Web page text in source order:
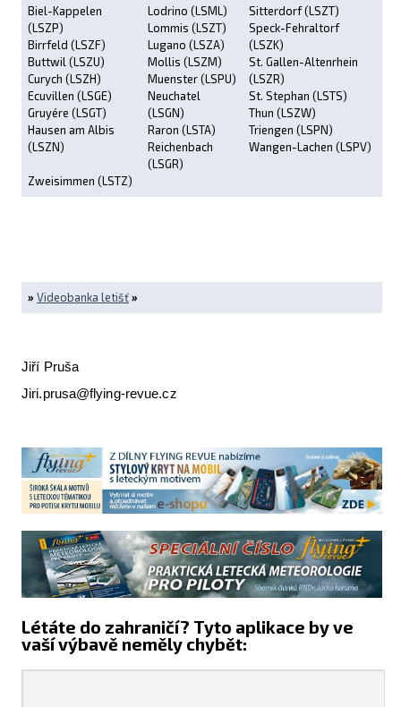
Biel-Kappelen
(LSZP)
Birrfeld (LSZF)
Buttwil (LSZU)
Curych (LSZH)
Ecuvillen (LSGE)
Gruyére (LSGT)
Hausen am Albis
(LSZN)
Zweisimmen (LSTZ)
Lodrino (LSML)
Lommis (LSZT)
Lugano (LSZA)
Mollis (LSZM)
Muenster (LSPU)
Neuchatel
(LSGN)
Raron (LSTA)
Reichenbach
(LSGR)
Sitterdorf (LSZT)
Speck-Fehraltorf
(LSZK)
St. Gallen-Altenrhein
(LSZR)
St. Stephan (LSTS)
Thun (LSZW)
Triengen (LSPN)
Wangen-Lachen (LSPV)
» Videobanka letišť»
Jiří Pruša
Jiri.prusa@flying-revue.cz
Létáte do zahraničí? Tyto aplikace by ve
vaší výbavě neměly chybět: